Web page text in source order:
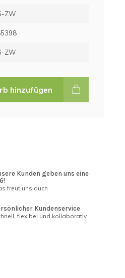
ZW
ZW
hinzufügen
Kunden geben uns eine
freut uns auch
Kundenservice
flexibel und kollaborativ